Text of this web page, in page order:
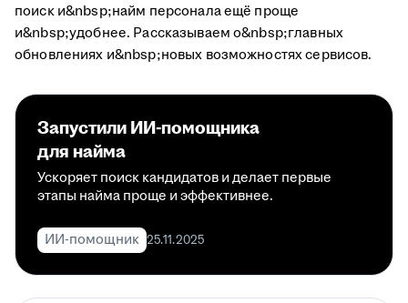
поиск и&nbsp;найм персонала ещё проще
и&nbsp;удобнее. Рассказываем о&nbsp;главных
обновлениях и&nbsp;новых возможностях сервисов.
Запустили ИИ-помощника
для найма
Ускоряет поиск кандидатов и делает первые
этапы найма проще и эффективнее.
ИИ-помощник 25.11.2025